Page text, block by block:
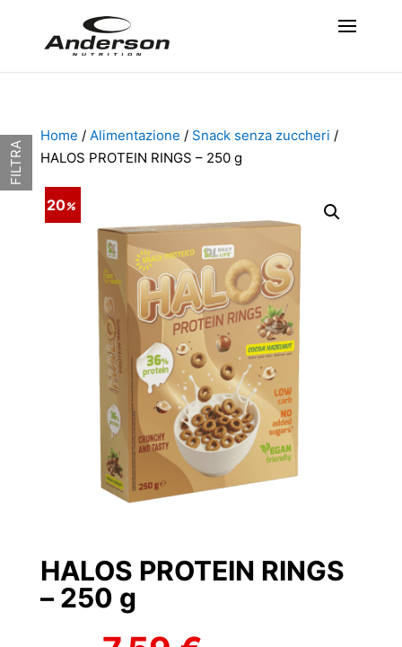
Home / Alimentazione / Snack senza zuccheri /
HALOS PROTEIN RINGS – 250 g
20
HALOS PROTEIN RINGS
– 250 g
FILTRA